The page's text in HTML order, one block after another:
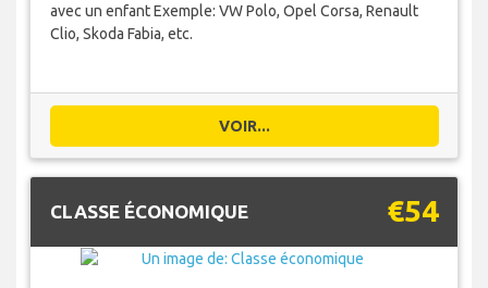
avec un enfant Exemple: VW Polo, Opel Corsa, Renault
Clio, Skoda Fabia, etc.
VOIR...
CLASSE ÉCONOMIQUE €54